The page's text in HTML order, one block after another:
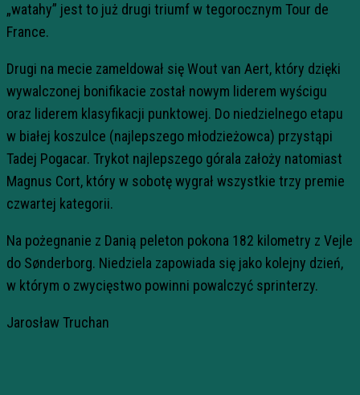
„watahy” jest to już drugi triumf w tegorocznym Tour de
France.
Drugi na mecie zameldował się Wout van Aert, który dzięki
wywalczonej bonifikacie został nowym liderem wyścigu
oraz liderem klasyfikacji punktowej. Do niedzielnego etapu
w białej koszulce (najlepszego młodzieżowca) przystąpi
Tadej Pogacar. Trykot najlepszego górala założy natomiast
Magnus Cort, który w sobotę wygrał wszystkie trzy premie
czwartej kategorii.
Na pożegnanie z Danią peleton pokona 182 kilometry z Vejle
do Sønderborg. Niedziela zapowiada się jako kolejny dzień,
w którym o zwycięstwo powinni powalczyć sprinterzy.
Jarosław Truchan